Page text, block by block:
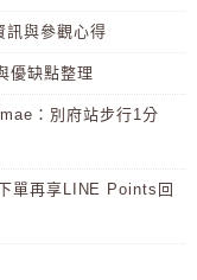
訊與參觀心得
優缺點整理
：別府站步行1分
單再享LINE Points回